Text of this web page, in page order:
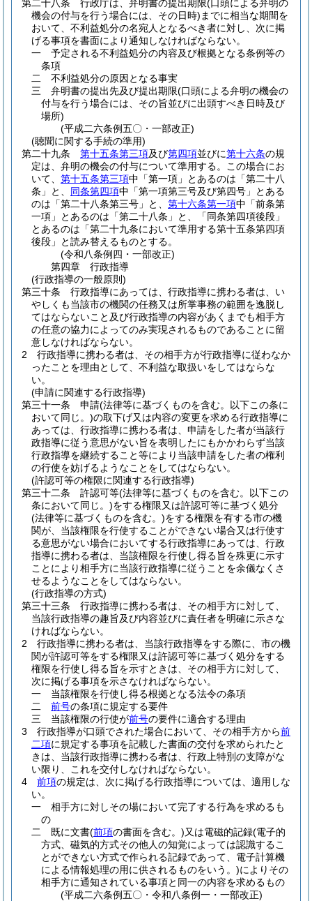
第二十八条 行政庁は、弁明書の提出期限(口頭による弁明の
機会の付与を行う場合には、その日時) までに相当な期間を
おいて、不利益処分の名宛人となるべき者に対し、次に掲
げる事項を書面により通知しなければならない。
一
予定される不利益処分の内容及び根拠となる条例等の
条項
二
不利益処分の原因となる事実
三
弁明書の提出先及び提出期限(口頭による弁明の機会の
付与を行う場合には、その旨並びに出頭すべき日時及び
場所)
(平成二六条例五〇・一部改正)
(聴聞に関する手続の準用)
第二十九条
第十五条第三項及び第四項並びに第十六条の規
定は、弁明の機会の付与について準用する。
この場合にお
いて、 第十五条第三項中「第一項」とあるのは「第二十八
条」と、 同条第四項中「第一項第三号及び第四号」とある
のは「第二十八条第三号」と、 第十六条第一項中「前条第
一項」とあるのは「第二十八条」と、「同条第四項後段」
とあるのは「第二十九条において準用する第十五条第四項
後段」と読み替えるものとする。
(令和八条例四・一部改正)
第四章
行政指導
(行政指導の一般原則)
第三十条
行政指導にあっては、行政指導に携わる者は、い
やしくも当該市の機関の任務又は所掌事務の範囲を逸脱し
てはならないこと及び行政指導の内容があくまでも相手方
の任意の協力によってのみ実現されるものであることに留
意しなければならない。
2
行政指導に携わる者は、その相手方が行政指導に従わなか
ったことを理由として、不利益な取扱いをしてはならな
い。
(申請に関連する行政指導)
第三十一条
申請(法律等に基づくものを含む。以下この条に
おいて同じ。)の取下げ又は内容の変更を求める行政指導に
あっては、行政指導に携わる者は、申請をした者が当該行
政指導に従う意思がない旨を表明したにもかかわらず当該
行政指導を継続すること等により当該申請をした者の権利
の行使を妨げるようなことをしてはならない。
(許認可等の権限に関連する行政指導)
第三十二条
許認可等(法律等に基づくものを含む。以下この
条において同じ。)をする権限又は許認可等に基づく処分
(法律等に基づくものを含む。)をする権限を有する市の機
関が、当該権限を行使することができない場合又は行使す
る意思がない場合においてする行政指導にあっては、行政
指導に携わる者は、当該権限を行使し得る旨を殊更に示す
ことにより相手方に当該行政指導に従うことを余儀なくさ
せるようなことをしてはならない。
(行政指導の方式)
第三十三条
行政指導に携わる者は、その相手方に対して、
当該行政指導の趣旨及び内容並びに責任者を明確に示さな
ければならない。
2
行政指導に携わる者は、当該行政指導をする際に、市の機
関が許認可等をする権限又は許認可等に基づく処分をする
権限を行使し得る旨を示すときは、その相手方に対して、
次に掲げる事項を示さなければならない。
一
当該権限を行使し得る根拠となる法令の条項
二
前号の条項に規定する要件
三
当該権限の行使が前号の要件に適合する理由
3
行政指導が口頭でされた場合において、その相手方から前
二項に規定する事項を記載した書面の交付を求められたと
きは、当該行政指導に携わる者は、行政上特別の支障がな
い限り、これを交付しなければならない。
4
前項の規定は、次に掲げる行政指導については、適用しな
い。
一
相手方に対しその場において完了する行為を求めるも
の
二
既に文書(前項の書面を含む。)又は電磁的記録(電子的
方式、磁気的方式その他人の知覚によっては認識するこ
とができない方式で作られる記録であって、電子計算機
による情報処理の用に供されるものをいう。)によりその
相手方に通知されている事項と同一の内容を求めるもの
(平成二六条例五〇・令和八条例一・一部改正)